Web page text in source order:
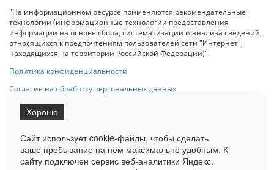
"На информационном ресурсе применяются рекомендательные
технологии (информационные технологии предоставления
информации на основе сбора, систематизации и анализа сведений,
относящихся к предпочтениям пользователей сети "Интернет",
находящихся на территории Российской Федерации)".
Политика конфиденциальности
Согласие на обработку персональных данных
на Сетевое издание «ОрелТаймс» обязательна.
Ограниченная статистика посещаемости доступна на сайте
Сайт использует cookie-файлы, чтобы сделать
ваше пребывание на нем максимально удобным. К
cайту подключен сервис веб-аналитики Яндекс.
Хорошо